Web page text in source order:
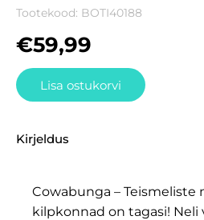
Tootekood: BOTI40188
€59,99
Lisa ostukorvi
Kirjeldus
Cowabunga –
kilpkonnad on tagasi! Neli